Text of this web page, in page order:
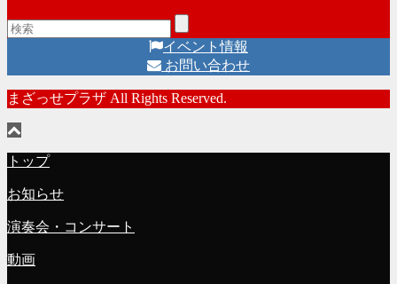
イベント情報
お問い合わせ
まざっせプラザ All Rights Reserved.
トップ
お知らせ
演奏会・コンサート
動画